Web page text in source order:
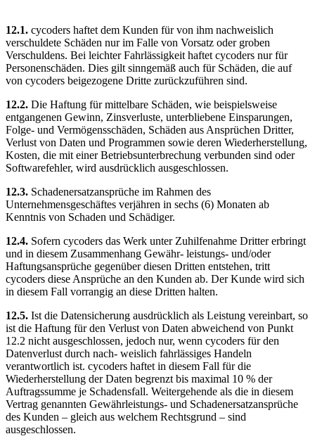
12.1. cycoders haftet dem Kunden für von ihm nachweislich
verschuldete Schäden nur im Falle von Vorsatz oder groben
Verschuldens. Bei leichter Fahrlässigkeit haftet cycoders nur für
Personenschäden. Dies gilt sinngemäß auch für Schäden, die auf
von cycoders beigezogene Dritte zurückzuführen sind.
12.2. Die Haftung für mittelbare Schäden, wie beispielsweise
entgangenen Gewinn, Zinsverluste, unterbliebene Einsparungen,
Folge- und Vermögensschäden, Schäden aus Ansprüchen Dritter,
Verlust von Daten und Programmen sowie deren Wiederherstellung,
Kosten, die mit einer Betriebsunterbrechung verbunden sind oder
Softwarefehler, wird ausdrücklich ausgeschlossen.
12.3. Schadenersatzansprüche im Rahmen des
Unternehmensgeschäftes verjähren in sechs (6) Monaten ab
Kenntnis von Schaden und Schädiger.
12.4. Sofern cycoders das Werk unter Zuhilfenahme Dritter erbringt
und in diesem Zusammenhang Gewähr- leistungs- und/oder
Haftungsansprüche gegenüber diesen Dritten entstehen, tritt
cycoders diese Ansprüche an den Kunden ab. Der Kunde wird sich
in diesem Fall vorrangig an diese Dritten halten.
12.5. Ist die Datensicherung ausdrücklich als Leistung vereinbart, so
ist die Haftung für den Verlust von Daten abweichend von Punkt
12.2 nicht ausgeschlossen, jedoch nur, wenn cycoders für den
Datenverlust durch nach- weislich fahrlässiges Handeln
verantwortlich ist. cycoders haftet in diesem Fall für die
Wiederherstellung der Daten begrenzt bis maximal 10 % der
Auftragssumme je Schadensfall. Weitergehende als die in diesem
Vertrag genannten Gewährleistungs- und Schadenersatzansprüche
des Kunden – gleich aus welchem Rechtsgrund – sind
ausgeschlossen.